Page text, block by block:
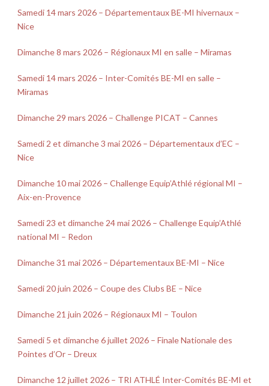
Samedi 14 mars 2026 – Départementaux BE-MI hivernaux –
Nice
Dimanche 8 mars 2026 – Régionaux MI en salle – Miramas
Samedi 14 mars 2026 – Inter-Comités BE-MI en salle –
Miramas
Dimanche 29 mars 2026 – Challenge PICAT – Cannes
Samedi 2 et dimanche 3 mai 2026 – Départementaux d’EC –
Nice
Dimanche 10 mai 2026 – Challenge Equip’Athlé régional MI –
Aix-en-Provence
Samedi 23 et dimanche 24 mai 2026 – Challenge Equip’Athlé
national MI – Redon
Dimanche 31 mai 2026 – Départementaux BE-MI – Nice
Samedi 20 juin 2026 – Coupe des Clubs BE – Nice
Dimanche 21 juin 2026 – Régionaux MI – Toulon
Samedi 5 et dimanche 6 juillet 2026 – Finale Nationale des
Pointes d’Or – Dreux
Dimanche 12 juillet 2026 – TRI ATHLÉ Inter-Comités BE-MI et